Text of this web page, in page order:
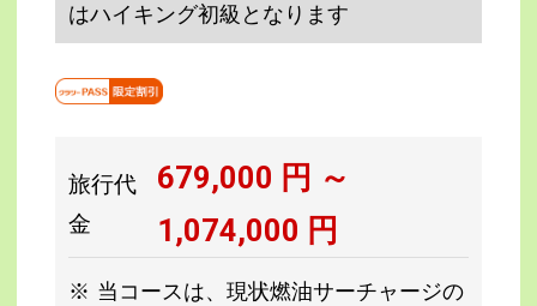
はハイキング初級となります
旅行代
金
679,000 円 ～
1,074,000 円
当コースは、現状燃油サーチャージの